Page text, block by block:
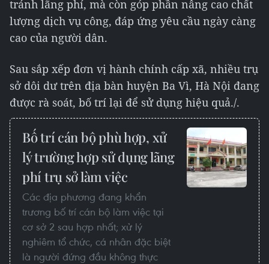
tránh lãng phí, mà còn góp phần nâng cao chất
lượng dịch vụ công, đáp ứng yêu cầu ngày càng
cao của người dân.
Sau sắp xếp đơn vị hành chính cấp xã, nhiều trụ
sở dôi dư trên địa bàn huyện Ba Vì, Hà Nội đang
được rà soát, bố trí lại để sử dụng hiệu quả./.
Bố trí cán bộ phù hợp, xử
lý trường hợp sử dụng lãng
phí trụ sở làm việc
Các địa phương đang khẩn
trương bố trí cán bộ làm việc tại
cơ sở 2 sau hợp nhất; xử lý
nghiêm tổ chức, cá nhân đặc biệt
là người đứng đầu không thực